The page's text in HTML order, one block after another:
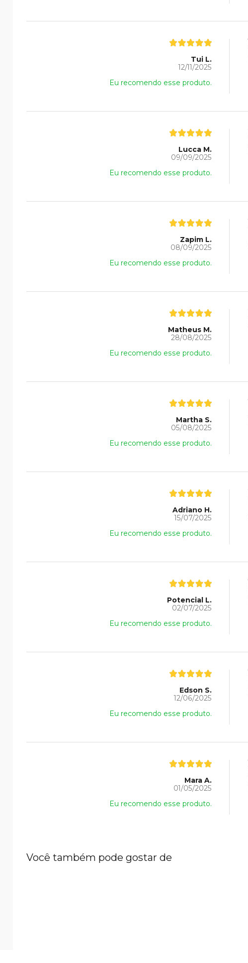
Tui L.
12/11/2025
Eu recomendo esse produto.
Lucca M.
09/09/2025
Eu recomendo esse produto.
Zapim L.
08/09/2025
Eu recomendo esse produto.
Matheus M.
28/08/2025
Eu recomendo esse produto.
Martha S.
05/08/2025
Eu recomendo esse produto.
Adriano H.
15/07/2025
Eu recomendo esse produto.
Potencial L.
02/07/2025
Eu recomendo esse produto.
Edson S.
12/06/2025
Eu recomendo esse produto.
Mara A.
01/05/2025
Eu recomendo esse produto.
Você também pode gostar de